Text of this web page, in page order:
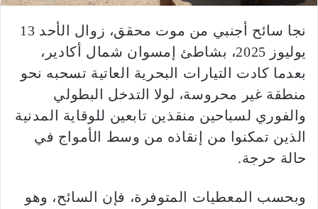
نجا سائح أجنبي من موت محقق، زوال الأحد 13
يوليوز 2025، بشاطئ إمسوان شمال أكادير،
بعدما كادت التيارات البحرية العاتية تسحبه نحو
منطقة غير محروسة، لولا التدخل البطولي
والفوري لسباحين منقذين تابعين للوقاية المدنية
الذين تمكنوا من إنقاذه من وسط الأمواج في
حالة حرجة.
وبحسب المعطيات المتوفرة، فإن السائح، وهو